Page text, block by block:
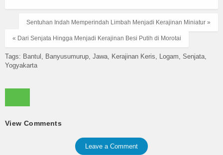
Sentuhan Indah Memperindah Limbah Menjadi Kerajinan Miniatur »
« Dari Senjata Hingga Menjadi Kerajinan Besi Putih di Morotai
Tags: Bantul Banyusumurup Jawa Kerajinan Keris Logam Senjata
Yogyakarta
View Comments
Leave a Comment